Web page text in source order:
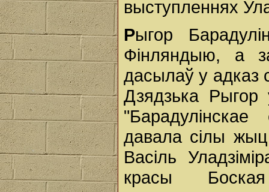
выступленнях
Рыгор
Фінляндыю, а
дасылаў у адказ
Дзядзька Рыгор
давала сілы
Васіль
красы